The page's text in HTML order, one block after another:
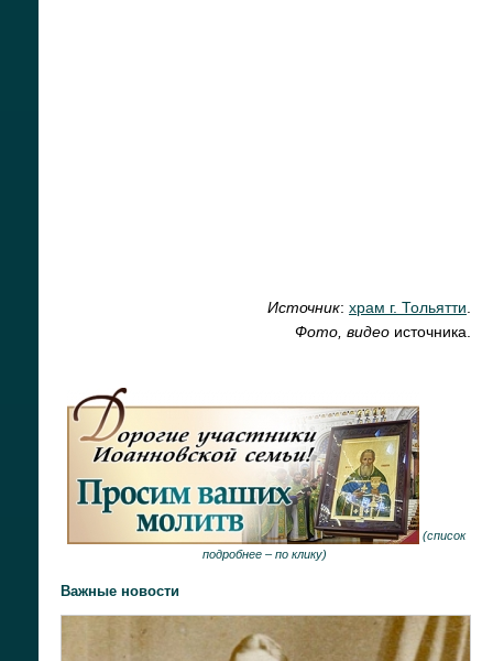
Источник: храм г. Тольятти.
Фото, видео источника.
(список
подробнее – по клику)
Важные новости